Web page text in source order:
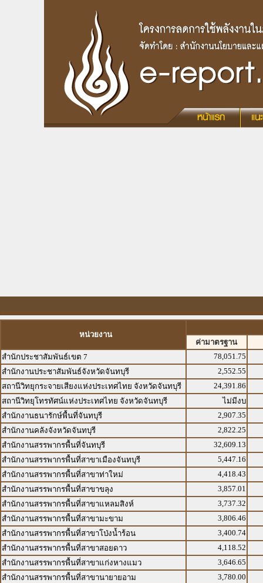
หน่วยงาน
ค่ามาตรฐาน
สำนักประชาสัมพันธ์เขต 7
78,051.75
สำนักงานประชาสัมพันธ์จังหวัดจันทบุรี
2,552.55
สถานีวิทยุกระจายเสียงแห่งประเทศไทย จังหวัดจันทบุรี
24,391.86
สถานีวิทยุโทรทัศน์แห่งประเทศไทย จังหวัดจันทบุรี
ไม่มีงบ
สำนักงานธนารักษ์พื้นที่จันทบุรี
2,907.35
สำนักงานคลังจังหวัดจันทบุรี
2,822.25
สำนักงานสรรพากรพื้นที่จันทบุรี
32,609.13
สำนักงานสรรพากรพื้นที่สาขาเมืองจันทบุรี
5,447.16
สำนักงานสรรพากรพื้นที่สาขาท่าใหม่
4,418.43
สำนักงานสรรพากรพื้นที่สาขาขลุง
3,857.01
สำนักงานสรรพากรพื้นที่สาขาแหลมสิงห์
3,737.32
สำนักงานสรรพากรพื้นที่สาขามะขาม
3,806.46
สำนักงานสรรพากรพื้นที่สาขาโป่งน้ำร้อน
3,400.74
สำนักงานสรรพากรพื้นที่สาขาสอยดาว
4,118.52
สำนักงานสรรพากรพื้นที่สาขาแก่งหางแมว
3,646.65
สำนักงานสรรพากรพื้นที่สาขานายายอาม
3,780.00